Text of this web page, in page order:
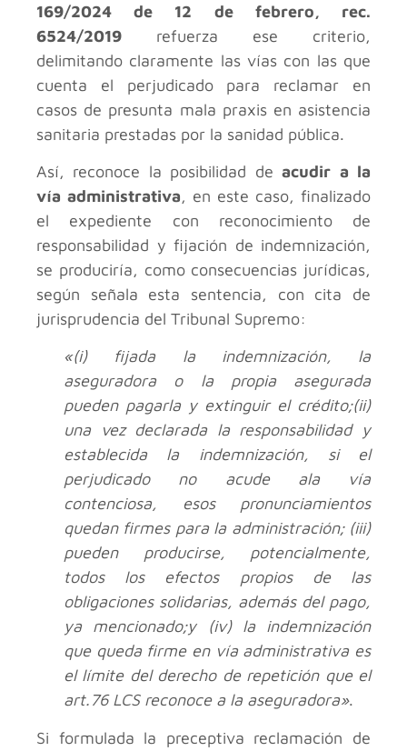
169/2024 de 12 de febrero, rec.
6524/2019 refuerza ese criterio,
delimitando claramente las vías con las que
cuenta el perjudicado para reclamar en
casos de presunta mala praxis en asistencia
sanitaria prestadas por la sanidad pública.
Así, reconoce la posibilidad deacudir a la
vía administrativa, en este caso, finalizado
el expediente con reconocimiento de
responsabilidad y fijación de indemnización,
se produciría, como consecuencias jurídicas,
según señala esta sentencia, con cita de
jurisprudencia del Tribunal Supremo:
«(i) fijada la indemnización, la
aseguradora o la propia asegurada
pueden pagarla y extinguir el crédito;(ii)
una vez declarada la responsabilidad y
establecida la indemnización, si el
perjudicado no acude ala vía
contenciosa, esos pronunciamientos
quedan firmes para la administración; (iii)
pueden producirse, potencialmente,
todos los efectos propios de las
obligaciones solidarias, además del pago,
ya mencionado;y (iv) la indemnización
que queda firme en vía administrativa es
el límite del derecho de repetición que el
art.76 LCS reconoce a la aseguradora».
Si formulada la preceptiva reclamación de